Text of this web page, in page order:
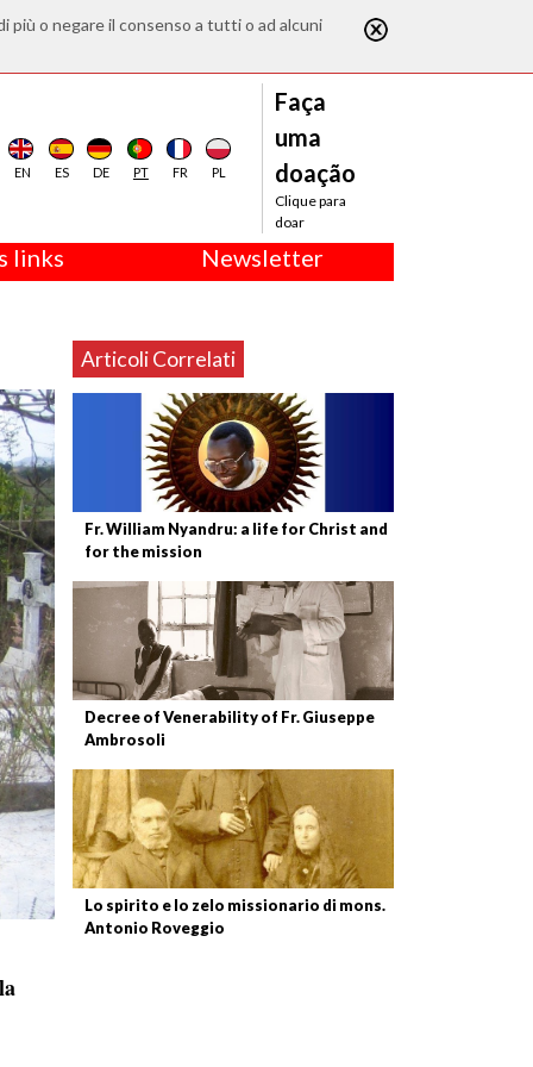
più o negare il consenso a tutti o ad alcuni
EN ES DE PT FR PL
Faça
uma
doação
Clique para
doar
links Newsletter
Articoli Correlati
Fr. William Nyandru: a life for Christ and
for the mission
Decree of Venerability of Fr. Giuseppe
Ambrosoli
Lo spirito e lo zelo missionario di mons.
Antonio Roveggio